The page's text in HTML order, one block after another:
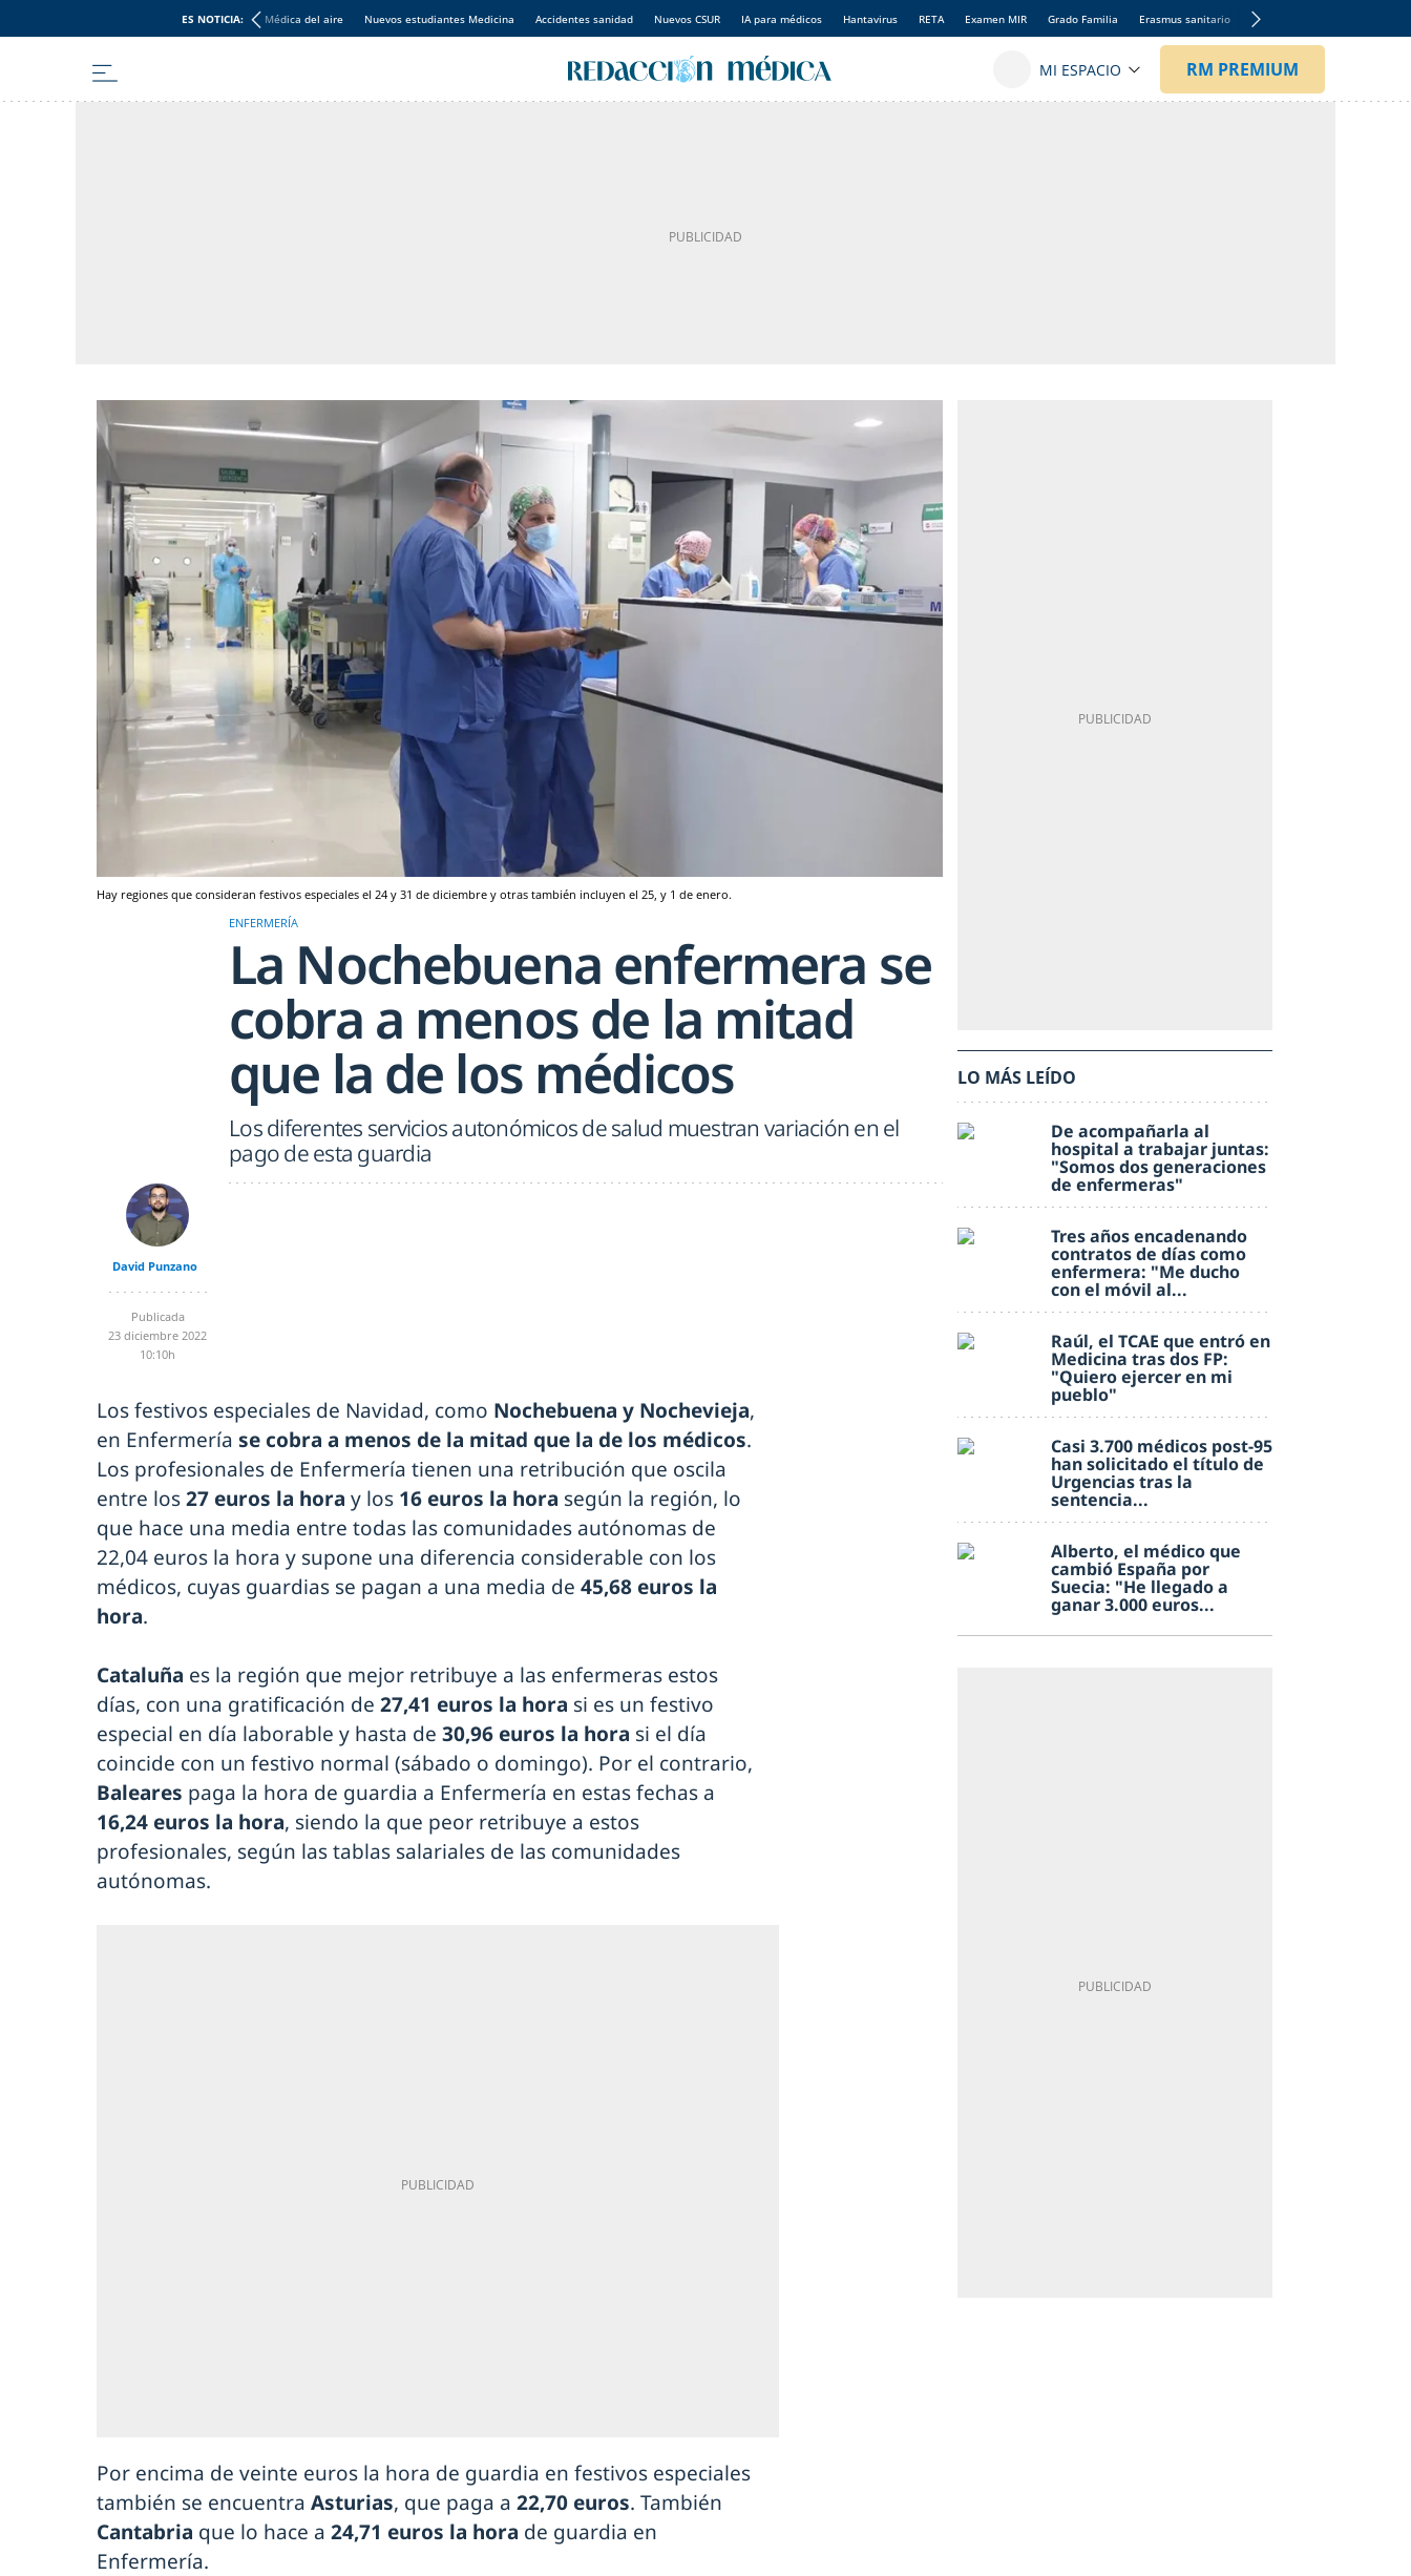
ES NOTICIA: Médica del aire Nuevos estudiantes Medicina Accidentes sanidad Nuevos CSUR IA para médicos Hantavirus RETA Examen MIR Grado Familia Erasmus sanitario
Hay regiones que consideran festivos especiales el 24 y 31 de diciembre y otras también incluyen el 25, y 1 de enero.
ENFERMERÍA
La Nochebuena enfermera se
cobra a menos de la mitad
que la de los médicos
Los diferentes servicios autonómicos de salud muestran variación en el
pago de esta guardia
David Punzano
Publicada
23 diciembre 2022
10:10h
Los festivos especiales de Navidad, como Nochebuena y Nochevieja,
en Enfermería se cobra a menos de la mitad que la de los médicos.
Los profesionales de Enfermería tienen una retribución que oscila
entre los27 euros la hora y los 16 euros la hora según la región, lo
que hace una media entre todas las comunidades autónomas de
22,04 euros la hora y supone una diferencia considerable con los
médicos, cuyas guardias se pagan a una media de 45,68 euros la
hora.
Cataluña es la región que mejor retribuye a las enfermeras estos
días, con una gratificación de 27,41 euros la hora si es un festivo
especial en día laborable y hasta de 30,96 euros la hora si el día
coincide con un festivo normal (sábado o domingo). Por el contrario,
Baleares paga la hora de guardia a Enfermería en estas fechas a
16,24 euros la hora, siendo la que peor retribuye a estos
profesionales, según las tablas salariales de las comunidades
autónomas.
Por encima de veinte euros la hora de guardia en festivos especiales
también se encuentra Asturias, que paga a 22,70 euros. También
Cantabria que lo hace a 24,71 euros la hora de guardia en
Enfermería.
LO MÁS LEÍDO
De acompañarla al
hospital a trabajar juntas:
"Somos dos generaciones
de enfermeras"
Tres años encadenando
contratos de días como
enfermera: "Me ducho
con el móvil al...
Raúl, el TCAE que entró en
Medicina tras dos FP:
"Quiero ejercer en mi
pueblo"
Casi 3.700 médicos post-95
han solicitado el título de
Urgencias tras la
sentencia...
Alberto, el médico que
cambió España por
Suecia: "He llegado a
ganar 3.000 euros...